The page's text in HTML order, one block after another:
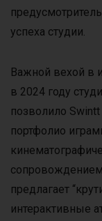
успеха студии.
Важной вехой в
в 2024 году
позволило
портфолио
предлагает
интерактивные